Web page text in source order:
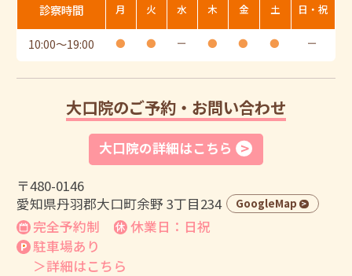
診察時間 月 火 水 木 金 土 日・祝
10:00〜19:00 ● ● ー ● ● ● ー
大口院のご予約・お問い合わせ
大口院の詳細はこちら
〒480-0146
愛知県丹羽郡大口町余野 3丁目234
GoogleMap
完全予約制
休業日：日祝
駐車場あり
＞詳細はこちら